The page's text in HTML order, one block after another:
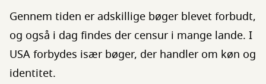
Gennem tiden er adskillige bøger blevet forbudt,
og også i dag findes der censur i mange lande. I
USA forbydes især bøger, der handler om køn og
identitet.